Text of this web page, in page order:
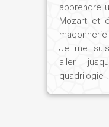
On m'a dit
avait été
jamais pu le
n'avoir eu
vie ni dans
grand ami de
! On a parlé
aussi abbé,
apprendre
Mozart et
Je me
aller
quadrilogie !